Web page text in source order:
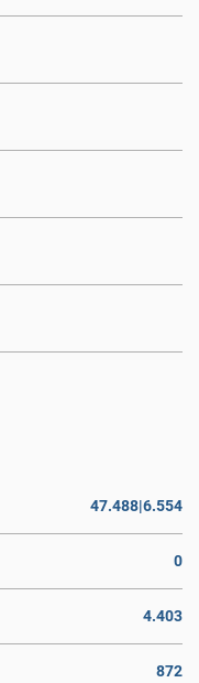
47.488|6.554
0
4.403
872